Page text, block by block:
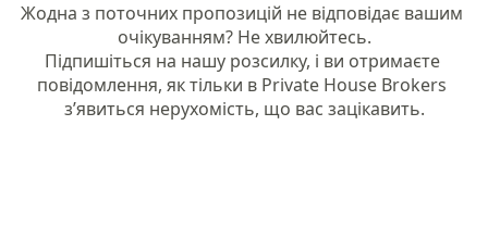
Жодна з поточних пропозицій не відповідає вашим
очікуванням? Не хвилюйтесь.
Підпишіться на нашу розсилку, і ви отримаєте
повідомлення, як тільки в Private House Brokers
з’явиться нерухомість, що вас зацікавить.